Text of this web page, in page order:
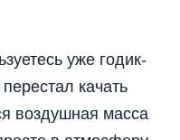
уже годик-
качать
воздушная масса